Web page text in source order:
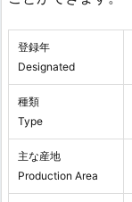
登録年
Designated
種類
Type
主な産地
Production Area